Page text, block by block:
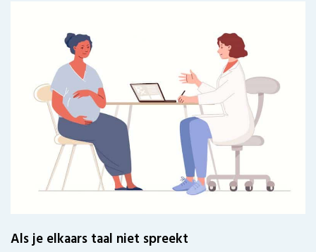
Als je elkaars taal niet spreekt